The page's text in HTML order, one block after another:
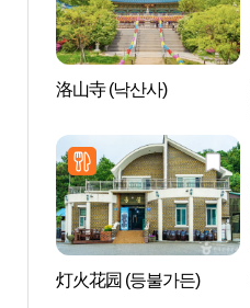
洛山寺 (낙산사)
灯火花园 (등불가든)